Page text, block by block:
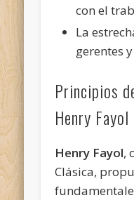
con el
La
gerentes
Principios
Henry Fayol
Henry Fayol,
Clásica,